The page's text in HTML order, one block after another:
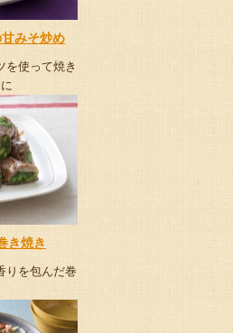
みそ炒め
を使って焼き
き焼き
りを包んだ巻